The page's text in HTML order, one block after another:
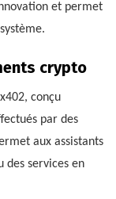
et permet
crypto
conçu
par des
aux assistants
des services en